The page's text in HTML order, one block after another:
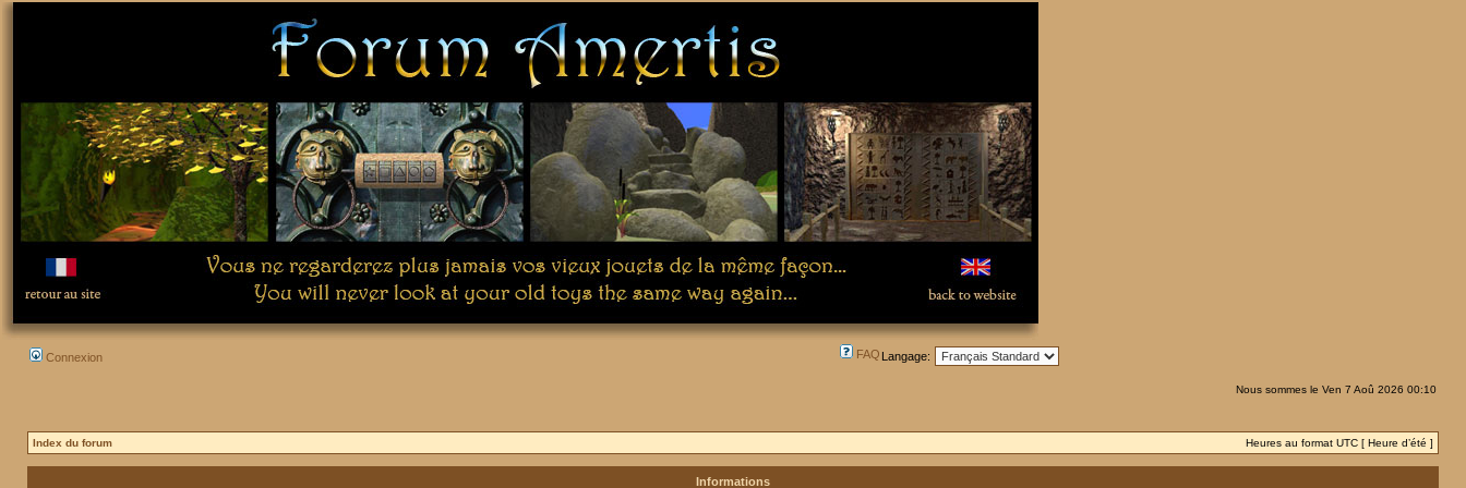
Connexion FAQ Langage:
Nous sommes le Ven 7 Aoû 2026 00:10
Index du forum Heures au format UTC [ Heure d’été ]
Informations